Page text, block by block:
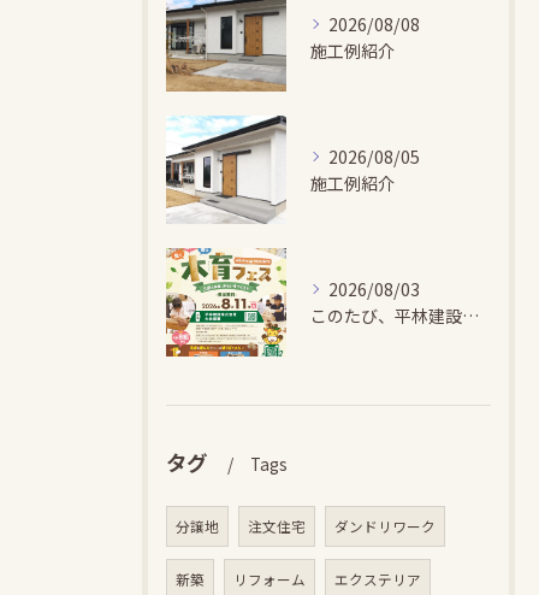
2026/08/08
施工例紹介
2026/08/05
施工例紹介
2026/08/03
このたび、平林建設では、お子さまが木とふれあい・木について学...
タグ Tags
分譲地 注文住宅 ダンドリワーク
新築 リフォーム エクステリア